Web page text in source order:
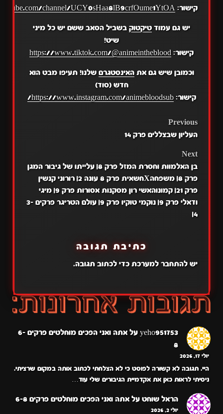
קישור: channel/UCY0sHaa8lB9crfOume1YtOA
יש גם עמודטיקטוק בשביל הסאב ששם יש כל מיני
שיט!
קישור: https://www.tiktok.com/@animeintheblood
וכמובן שיש גם אתהאינסטגרם שלנו! תעיפו מבט הוא
חדש (סוד)
קישור:https://www.instagram.com/animebloodsub/
POST
Previous
העליון שבצללים פרק 14
Next
בן האלמוות וחסרת המזל פרק 8| עלייתו של גיבור המגן
פרק 8| משפחהXחשאית פרק 8 עונה 2| רורוני קנשין
פרק 21| קמונוהאשי רון מסקנות אסורות פרק 9| מיגי
ודאלי פרק 9| נוקמי טוקיו פרק 9| עולם הטריגר פרקים 3-
4|
כתיבת תגובה
יש להתחבר למערכתכדי לכתוב תגובה.
yeho951753 על
אתה ואני הפכים מוחלטים פרקים 6-
8
יולי 17, 2026
היי. תגובה לא קשורה לפוסט כי לא הצלחתי לכתוב אותה במקום שרציתי.
ניסיתי לראות כאן את אקדמיית הגיבורים שלי עוד…
הראל שוחט על אתה ואני הפכים מוחלטים פרקים 6-8
יולי 2, 2026